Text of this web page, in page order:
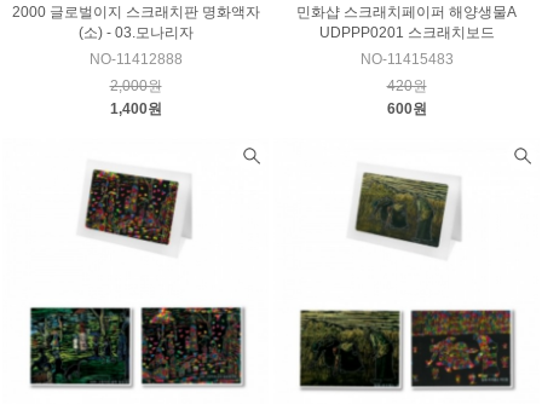
2000 글로벌이지 스크래치판 명화액자
(소) - 03.모나리자
NO-11412888
2,000원
1,400원
민화샵 스크래치페이퍼 해양생물A
UDPPP0201 스크래치보드
NO-11415483
420원
600원